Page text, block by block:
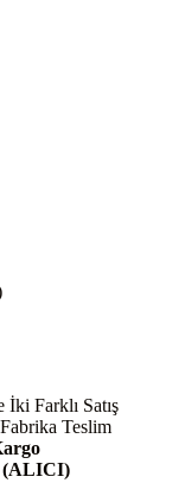
Farklı Satış
Teslim
(ALICI)